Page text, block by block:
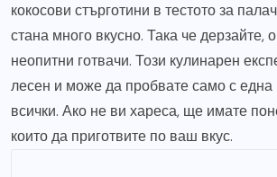
кокосови стърготини в тестото за
стана много вкусно. Така че дерзайте,
неопитни готвачи. Този кулинарен
лесен и може да пробвате само с една
всички. Ако не ви хареса, ще имате
които да приготвите по ваш вкус.